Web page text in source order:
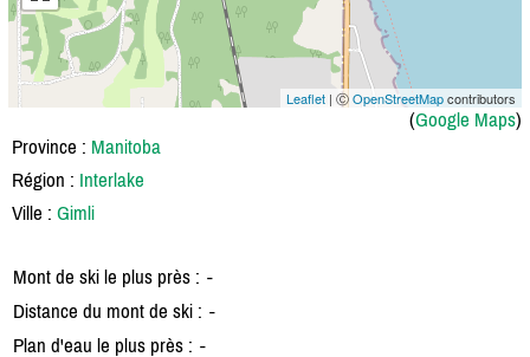
Leaflet | ⒸOpenStreetMapcontributors
(Google Maps)
Province : Manitoba
Région : Interlake
Ville : Gimli
Mont de ski le plus près : -
Distance du mont de ski : -
Plan d'eau le plus près : -